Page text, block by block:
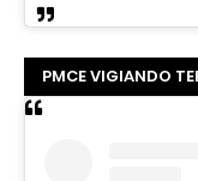
PMCE VIGIANDO